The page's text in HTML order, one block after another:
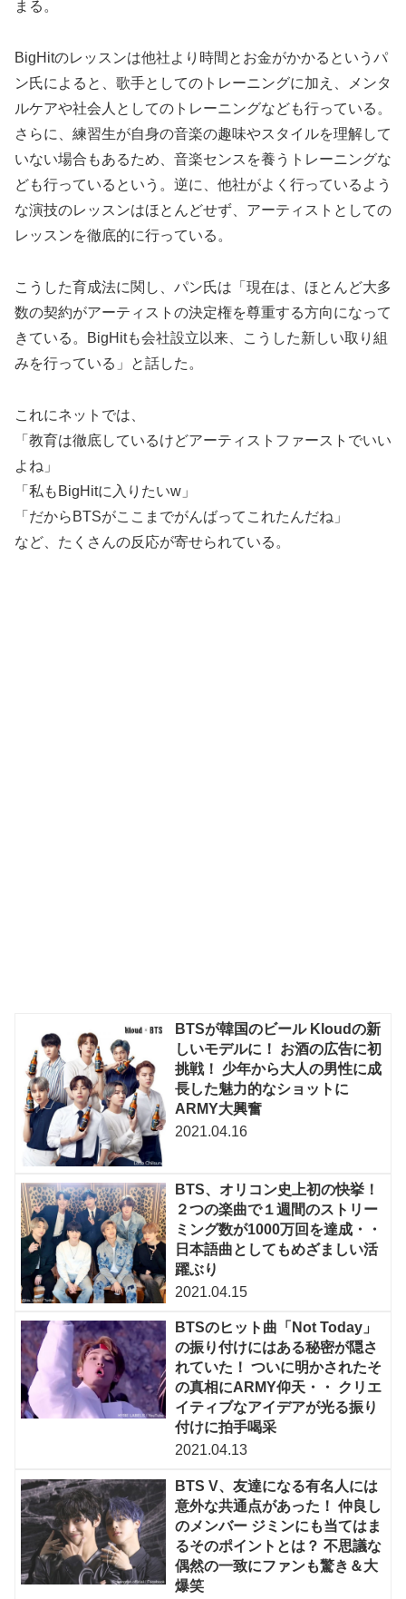
まる。
BigHitのレッスンは他社より時間とお金がかかるというパ
ン氏によると、歌手としてのトレーニングに加え、メンタ
ルケアや社会人としてのトレーニングなども行っている。
さらに、練習生が自身の音楽の趣味やスタイルを理解して
いない場合もあるため、音楽センスを養うトレーニングな
ども行っているという。逆に、他社がよく行っているよう
な演技のレッスンはほとんどせず、アーティストとしての
レッスンを徹底的に行っている。
こうした育成法に関し、パン氏は「現在は、ほとんど大多
数の契約がアーティストの決定権を尊重する方向になって
きている。BigHitも会社設立以来、こうした新しい取り組
みを行っている」と話した。
これにネットでは、
「教育は徹底しているけどアーティストファーストでいい
よね」
「私もBigHitに入りたいw」
「だからBTSがここまでがんばってこれたんだね」
など、たくさんの反応が寄せられている。
BTSが韓国のビール Kloudの新
しいモデルに！ お酒の広告に初
挑戦！ 少年から大人の男性に成
長した魅力的なショットに
ARMY大興奮
2021.04.16
BTS、オリコン史上初の快挙！
２つの楽曲で１週間のストリー
ミング数が1000万回を達成・・
日本語曲としてもめざましい活
躍ぶり
2021.04.15
BTSのヒット曲「Not Today」
の振り付けにはある秘密が隠さ
れていた！ ついに明かされたそ
の真相にARMY仰天・・ クリエ
イティブなアイデアが光る振り
付けに拍手喝采
2021.04.13
BTS V、友達になる有名人には
意外な共通点があった！ 仲良し
のメンバー ジミンにも当てはま
るそのポイントとは？ 不思議な
偶然の一致にファンも驚き＆大
爆笑